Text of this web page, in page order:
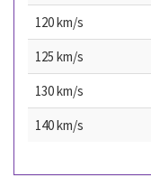
120 km/s
125 km/s
130 km/s
140 km/s